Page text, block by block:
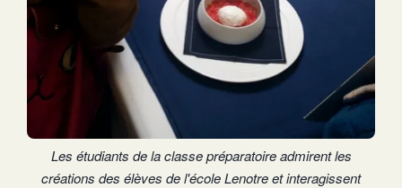
Les étudiants de la classe préparatoire admirent les
créations des élèves de l'école Lenotre et interagissent